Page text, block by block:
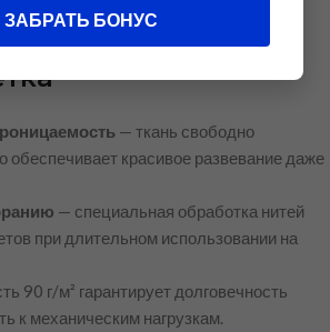
материала —
— ткань свободно
обеспечивает красивое развевание даже
— специальная обработка нитей
при длительном использовании на
90 г/м² гарантирует долговечность
к механическим нагрузкам.
ЗАБРАТЬ БОНУС